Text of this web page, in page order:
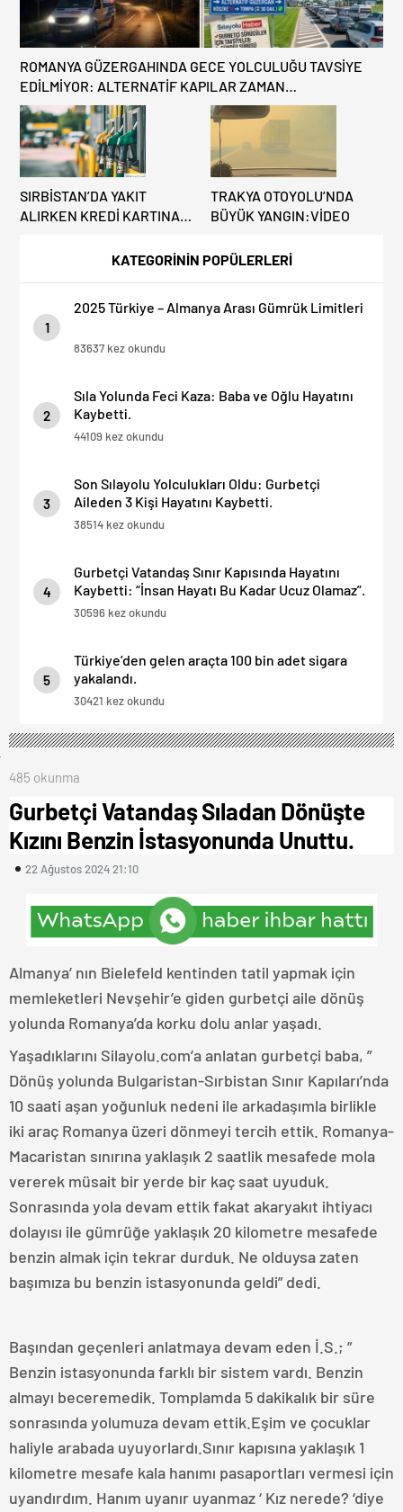
KATEGORİNİN POPÜLERLERİ
1
2025 Türkiye – Almanya Arası Gümrük Limitleri
83637 kez okundu
2
Sıla Yolunda Feci Kaza: Baba ve Oğlu Hayatını
Kaybetti.
44109 kez okundu
3
Son Sılayolu Yolculukları Oldu: Gurbetçi
Aileden 3 Kişi Hayatını Kaybetti.
38514 kez okundu
4
Gurbetçi Vatandaş Sınır Kapısında Hayatını
Kaybetti: “İnsan Hayatı Bu Kadar Ucuz Olamaz”.
30596 kez okundu
5
Türkiye’den gelen araçta 100 bin adet sigara
yakalandı.
30421 kez okundu
ROMANYA GÜZERGAHINDA GECE YOLCULUĞU TAVSİYE
EDİLMİYOR: ALTERNATİF KAPILAR ZAMAN
KAZANDIRIYOR!
SIRBİSTAN’DA YAKIT
ALIRKEN KREDİ KARTINA
TRAKYA OTOYOLU’NDA
BÜYÜK YANGIN:VİDEO
485 okunma
Gurbetçi Vatandaş Sıladan Dönüşte
Kızını Benzin İstasyonunda Unuttu.
22 Ağustos 2024 21:10
Almanya’ nın Bielefeld kentinden tatil yapmak için
memleketleri Nevşehir’e giden gurbetçi aile dönüş
yolunda Romanya’da korku dolu anlar yaşadı.
Yaşadıklarını Silayolu.com’a anlatan gurbetçi baba, ”
Dönüş yolunda Bulgaristan-Sırbistan Sınır Kapıları’nda
10 saati aşan yoğunluk nedeni ile arkadaşımla birlikle
iki araç Romanya üzeri dönmeyi tercih ettik. Romanya-
Macaristan sınırına yaklaşık 2 saatlik mesafede mola
vererek müsait bir yerde bir kaç saat uyuduk.
Sonrasında yola devam ettik fakat akaryakıt ihtiyacı
dolayısı ile gümrüğe yaklaşık 20 kilometre mesafede
benzin almak için tekrar durduk. Ne olduysa zaten
başımıza bu benzin istasyonunda geldi” dedi.
Başından geçenleri anlatmaya devam eden İ.S.; ”
Benzin istasyonunda farklı bir sistem vardı. Benzin
almayı beceremedik. Tomplamda 5 dakikalık bir süre
sonrasında yolumuza devam ettik.Eşim ve çocuklar
haliyle arabada uyuyorlardı.Sınır kapısına yaklaşık 1
kilometre mesafe kala hanımı pasaportları vermesi için
uyandırdım. Hanım uyanır uyanmaz ‘ Kız nerede? ‘diye